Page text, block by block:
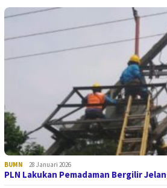
BUMN 28 Januari 2026
PLN Lakukan Pemadaman Bergilir